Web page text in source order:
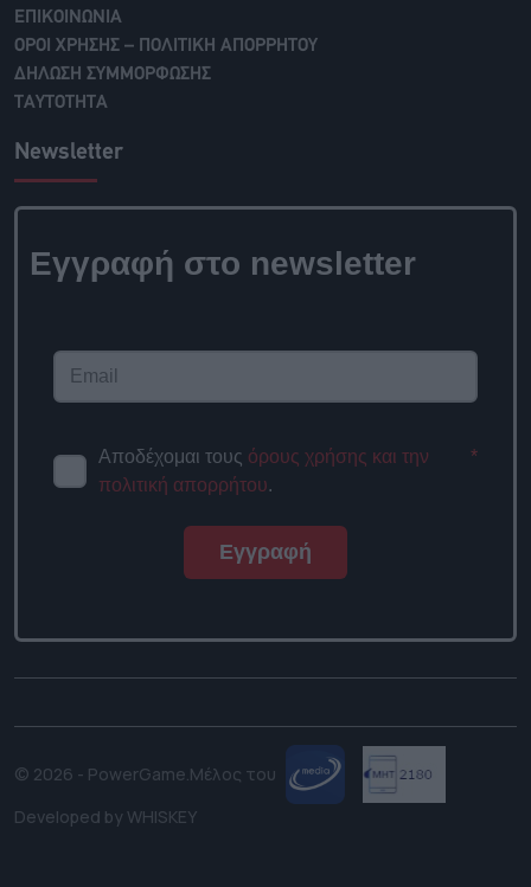
ΕΠΙΚΟΙΝΩΝΙΑ
ΟΡΟΙ ΧΡΗΣΗΣ – ΠΟΛΙΤΙΚΗ ΑΠΟΡΡΗΤΟΥ
ΔΗΛΩΣΗ ΣΥΜΜΟΡΦΩΣΗΣ
ΤΑΥΤΟΤΗΤΑ
Newsletter
Εγγραφή στο newsletter
Αποδέχομαι τους όρους χρήσης και την
πολιτική απορρήτου.
*
Εγγραφή
© 2026 - PowerGame.Μέλος του
Developed by WHISKEY